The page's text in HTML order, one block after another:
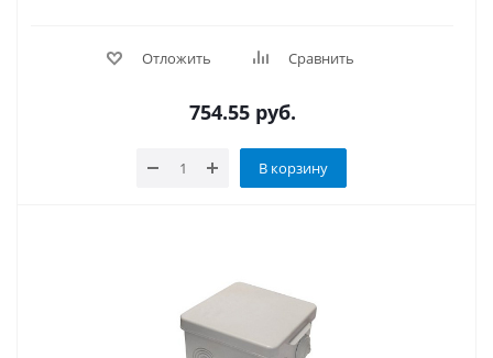
Отложить Сравнить
754.55 руб.
В корзину